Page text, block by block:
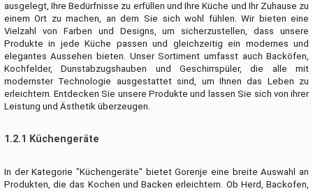
ausgelegt, Ihre Bedürfnisse zu erfüllen und Ihre Küche und Ihr Zuhause zu
einem Ort zu machen, an dem Sie sich wohl fühlen. Wir bieten eine
Vielzahl von Farben und Designs, um sicherzustellen, dass unsere
Produkte in jede Küche passen und gleichzeitig ein modernes und
elegantes Aussehen bieten. Unser Sortiment umfasst auch Backöfen,
Kochfelder, Dunstabzugshauben und Geschirrspüler, die alle mit
modernster Technologie ausgestattet sind, um Ihnen das Leben zu
erleichtern. Entdecken Sie unsere Produkte und lassen Sie sich von ihrer
Leistung und Ästhetik überzeugen.
1.2.1 Küchengeräte
In der Kategorie "Küchengeräte" bietet Gorenje eine breite Auswahl an
Produkten, die das Kochen und Backen erleichtern. Ob Herd, Backofen,